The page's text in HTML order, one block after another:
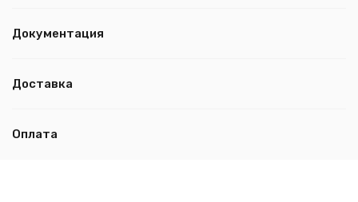
Документация
Доставка
Оплата